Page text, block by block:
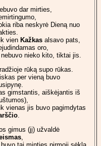
dar mirties,
riba neskyrė Dieną nuo
vien Kažkas alsavo pats,
oro,
nebuvo nieko kito, tiktai jis.
rūką supo rūkas.
per vieną buvo
gimstantis, aiškėjantis iš
vienas jis buvo pagimdytas
.
gimus (jį) užvaldė
,